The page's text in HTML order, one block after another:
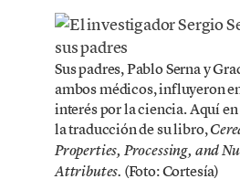
Sus padres, Pablo Serna y
ambos médicos, influyeron
interés por la ciencia. Aquí
la traducción de su libro,
Properties, Processing, and
Attributes. (Foto: Cortesía)